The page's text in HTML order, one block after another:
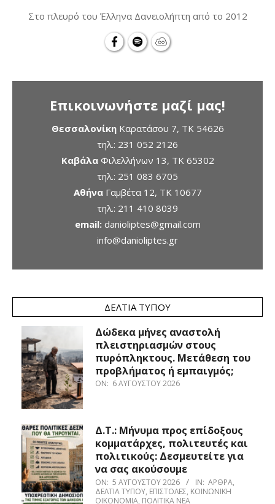
Στο πλευρό του Έλληνα Δανειολήπτη από το 2012
Επικοινωνήστε μαζί μας!
ΘεσσαλονίκηΚαρατάσου 7, TK 54626
τηλ.: 231 052 2126
ΚαβάλαΦιλελλήνων 13, ΤΚ 65302
τηλ.: 251 083 6705
ΑθήναΓαμβέτα 12, ΤΚ 10677
τηλ.: 211 410 8039
email: danioliptes@gmail.com
info@danioliptes.gr
ΔΕΛΤΊΑ ΤΎΠΟΥ
Δώδεκα μήνες αναστολή
πλειστηριασμών στους
πυρόπληκτους. Μετάθεση του
προβλήματος ή εμπαιγμός;
ON: 6 ΑΥΓΟΎΣΤΟΥ 2026
Δ.Τ.: Μήνυμα προς επίδοξους
κομματάρχες, πολιτευτές και
πολιτικούς: Δεσμευτείτε για
να σας ακούσουμε
ON: 5 ΑΥΓΟΎΣΤΟΥ 2026 IN: ΆΡΘΡΑ,
ΔΕΛΤΊΑ ΤΎΠΟΥ, ΕΠΙΣΤΟΛΈΣ, ΚΟΙΝΩΝΙΚΉ
ΟΙΚΟΝΟΜΊΑ, ΠΟΛΙΤΙΚΆ ΝΈΑ